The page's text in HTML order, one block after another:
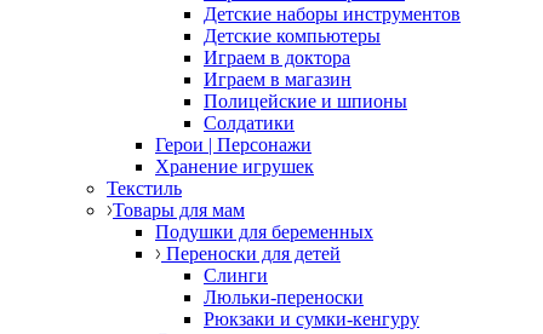
Детские наборы инструментов
Детские компьютеры
Играем в доктора
Играем в магазин
Полицейские и шпионы
Солдатики
Герои | Персонажи
Хранение игрушек
Текстиль
Товары для мам
Подушки для беременных
Переноски для детей
Слинги
Люльки-переноски
Рюкзаки и сумки-кенгуру